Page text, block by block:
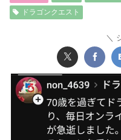
ドラゴンクエスト